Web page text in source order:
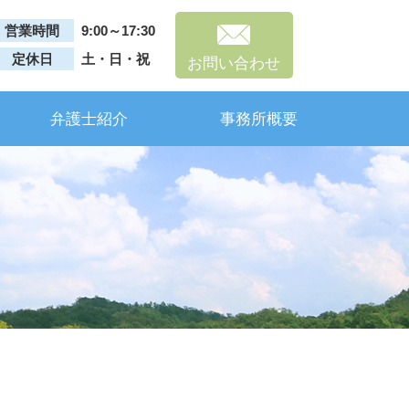
営業時間
9:00～17:30
定休日
土・日・祝 お問い合わせ
弁護士紹介 事務所概要